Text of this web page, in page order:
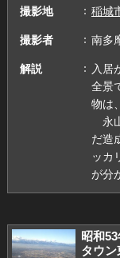
撮影地 稲城
撮影者 南多
解説
入居
全景
物は
永
だ造
ッカ
が分
昭和
タウ